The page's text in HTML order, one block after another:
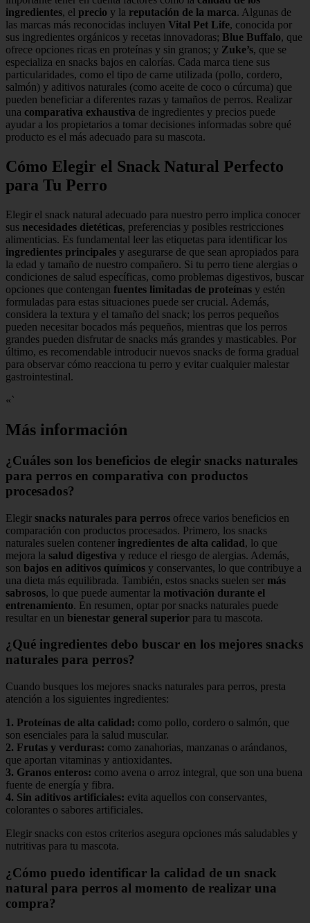
ingredientes, el precio y la reputación de la marca. Algunas de
las marcas más reconocidas incluyen Vital Pet Life, conocida por
sus ingredientes orgánicos y recetas innovadoras; Blue Buffalo, que
ofrece opciones ricas en proteínas y sin granos; y Zuke’s, que se
especializa en snacks bajos en calorías. Cada marca tiene sus
particularidades, como el tipo de carne utilizada (pollo, cordero,
salmón) y aditivos naturales (como aceite de coco o cúrcuma) que
pueden beneficiar a diferentes razas y tamaños de perros. Realizar
una comparativa exhaustiva de ingredientes y precios puede
ayudar a los propietarios a tomar decisiones informadas sobre qué
producto es el más adecuado para su mascota.
Cómo Elegir el Snack Natural Perfecto
para Tu Perro
Elegir el snack natural adecuado para nuestro perro implica conocer
sus necesidades dietéticas, preferencias y posibles restricciones
alimenticias. Es fundamental leer las etiquetas para identificar los
ingredientes principales y asegurarse de que sean apropiados para
la edad y tamaño de nuestro compañero. Si tu perro tiene alergias o
condiciones de salud específicas, como problemas digestivos, buscar
opciones que contengan fuentes limitadas de proteínas y estén
formuladas para estas situaciones puede ser crucial. Además,
considera la textura y el tamaño del snack; los perros pequeños
pueden necesitar bocados más pequeños, mientras que los perros
grandes pueden disfrutar de snacks más grandes y masticables. Por
último, es recomendable introducir nuevos snacks de forma gradual
para observar cómo reacciona tu perro y evitar cualquier malestar
gastrointestinal.
«`
Más información
¿Cuáles son los beneficios de elegir snacks naturales
para perros en comparativa con productos
procesados?
Elegir snacks naturales para perros ofrece varios beneficios en
comparación con productos procesados. Primero, los snacks
naturales suelen contener ingredientes de alta calidad, lo que
mejora la salud digestiva y reduce el riesgo de alergias. Además,
son bajos en aditivos químicos y conservantes, lo que contribuye a
una dieta más equilibrada. También, estos snacks suelen ser más
sabrosos, lo que puede aumentar la motivación durante el
entrenamiento. En resumen, optar por snacks naturales puede
resultar en un bienestar general superior para tu mascota.
¿Qué ingredientes debo buscar en los mejores snacks
naturales para perros?
Cuando busques los mejores snacks naturales para perros, presta
atención a los siguientes ingredientes:
1. Proteínas de alta calidad: como pollo, cordero o salmón, que
son esenciales para la salud muscular.
2. Frutas y verduras: como zanahorias, manzanas o arándanos,
que aportan vitaminas y antioxidantes.
3. Granos enteros: como avena o arroz integral, que son una buena
fuente de energía y fibra.
4. Sin aditivos artificiales: evita aquellos con conservantes,
colorantes o sabores artificiales.
Elegir snacks con estos criterios asegura opciones más saludables y
nutritivas para tu mascota.
¿Cómo puedo identificar la calidad de un snack
natural para perros al momento de realizar una
compra?